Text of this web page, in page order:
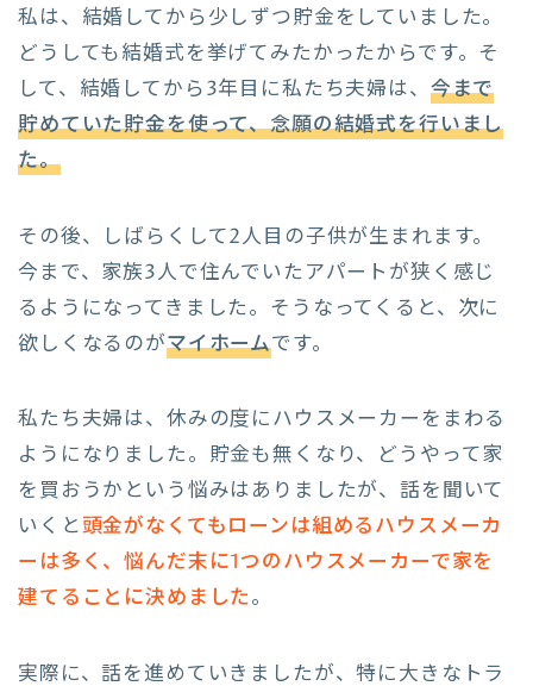
私は、結婚してから少しずつ貯金をしていました。
どうしても結婚式を挙げてみたかったからです。そ
して、結婚してから3年目に私たち夫婦は、 今まで
貯めていた貯金を使って、念願の結婚式を行いまし
た。
その後、しばらくして2人目の子供が生まれます。
今まで、家族3人で住んでいたアパートが狭く感じ
るようになってきました。そうなってくると、次に
欲しくなるのがマイホームです。
私たち夫婦は、休みの度にハウスメーカーをまわる
ようになりました。貯金も無くなり、どうやって家
を買おうかという悩みはありましたが、話を聞いて
いくと頭金がなくてもローンは組めるハウスメーカ
ーは多く、悩んだ末に1つのハウスメーカーで家を
建てることに決めました。
実際に、話を進めていきましたが、特に大きなトラ